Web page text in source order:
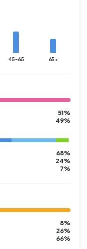
45-65 65+
51%
49%
68%
24%
7%
8%
26%
66%